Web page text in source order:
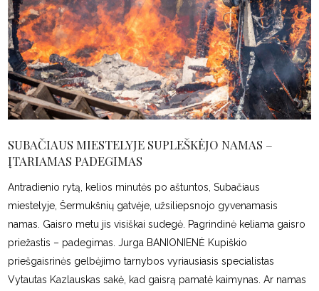
SUBAČIAUS MIESTELYJE SUPLEŠKĖJO NAMAS –
ĮTARIAMAS PADEGIMAS
Antradienio rytą, kelios minutės po aštuntos, Subačiaus
miestelyje, Šermukšnių gatvėje, užsiliepsnojo gyvenamasis
namas. Gaisro metu jis visiškai sudegė. Pagrindinė keliama gaisro
priežastis – padegimas. Jurga BANIONIENĖ Kupiškio
priešgaisrinės gelbėjimo tarnybos vyriausiasis specialistas
Vytautas Kazlauskas sakė, kad gaisrą pamatė kaimynas. Ar namas